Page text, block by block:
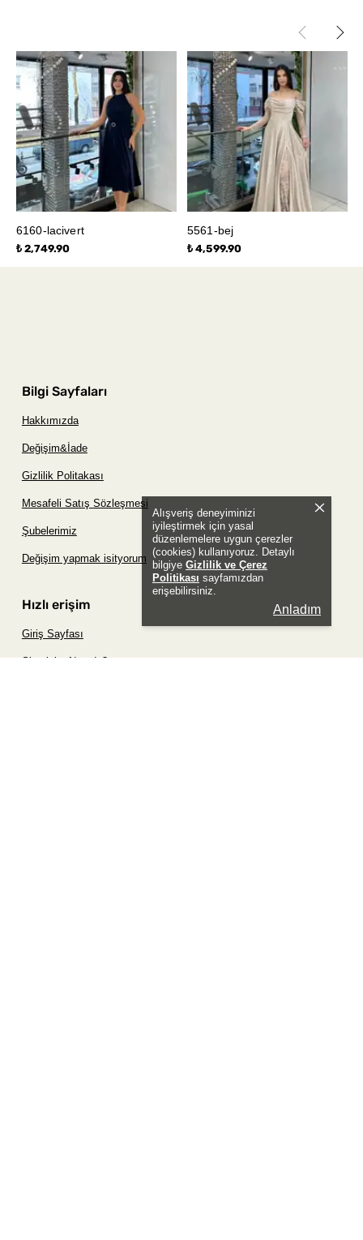
Alışveriş deneyiminizi
iyileştirmek için yasal
düzenlemelere uygun çerezler
(cookies) kullanıyoruz. Detaylı
bilgiye Gizlilik ve Çerez
Politikası sayfamızdan
erişebilirsiniz.
Anladım
6160-lacivert
₺ 2,749.90
5561-bej
₺ 4,599.90
Bilgi Sayfaları
Hakkımızda
Değişim&İade
Gizlilik Politakası
Mesafeli Satış Sözleşmesi
Şubelerimiz
Değişim yapmak isityorum
Hızlı erişim
Giriş Sayfası
Siparişim Nerede?